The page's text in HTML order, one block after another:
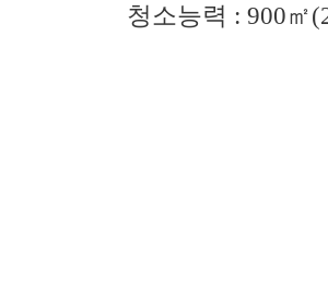
청소능력 : 900㎡